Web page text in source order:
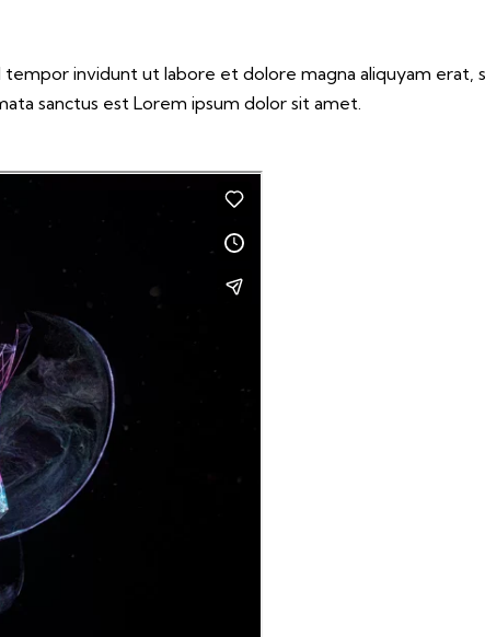
invidunt ut labore et dolore magna aliquyam erat,
sanctus est Lorem ipsum dolor sit amet.